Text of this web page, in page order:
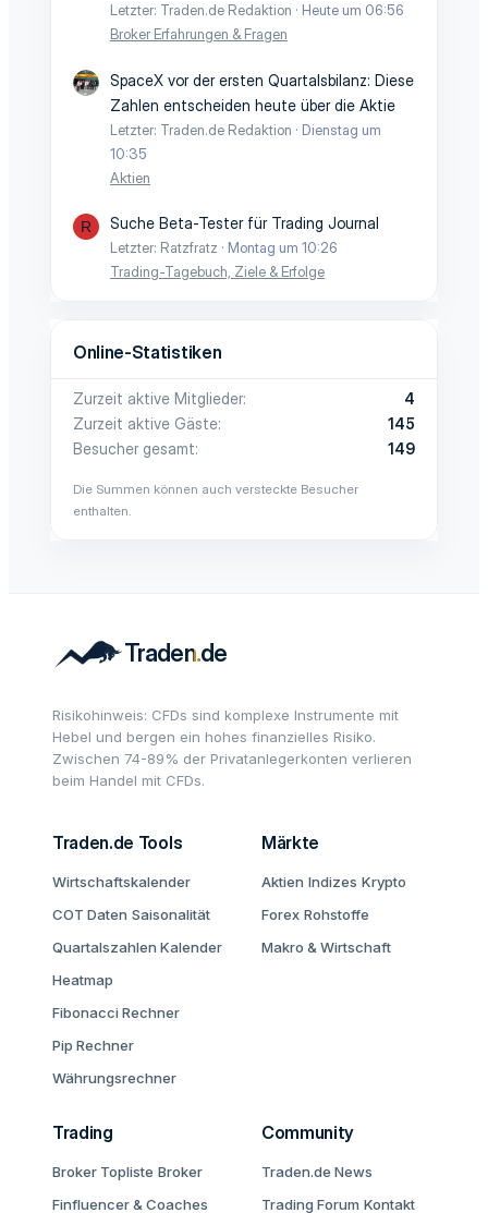
Letzter: Traden.de Redaktion
Heute um 06:56
Broker Erfahrungen & Fragen
SpaceX vor der ersten Quartalsbilanz: Diese
Zahlen entscheiden heute über die Aktie
Letzter: Traden.de Redaktion
Dienstag um
10:35
Aktien
R Suche Beta-Tester für Trading Journal
Letzter: Ratzfratz
Montag um 10:26
Trading-Tagebuch, Ziele & Erfolge
Online-Statistiken
Zurzeit aktive Mitglieder
4
Zurzeit aktive Gäste
145
Besucher gesamt
149
Die Summen können auch versteckte Besucher
enthalten.
Risikohinweis: CFDs sind komplexe Instrumente mit
Hebel und bergen ein hohes finanzielles Risiko.
Zwischen 74-89% der Privatanlegerkonten verlieren
beim Handel mit CFDs.
Traden.de Tools
Wirtschaftskalender
COT Daten Saisonalität
Quartalszahlen Kalender
Heatmap
Fibonacci Rechner
Pip Rechner
Währungsrechner
Märkte
Aktien Indizes Krypto
Forex Rohstoffe
Makro & Wirtschaft
Trading
Broker Topliste Broker
Finfluencer & Coaches
Community
Traden.de News
Trading Forum Kontakt